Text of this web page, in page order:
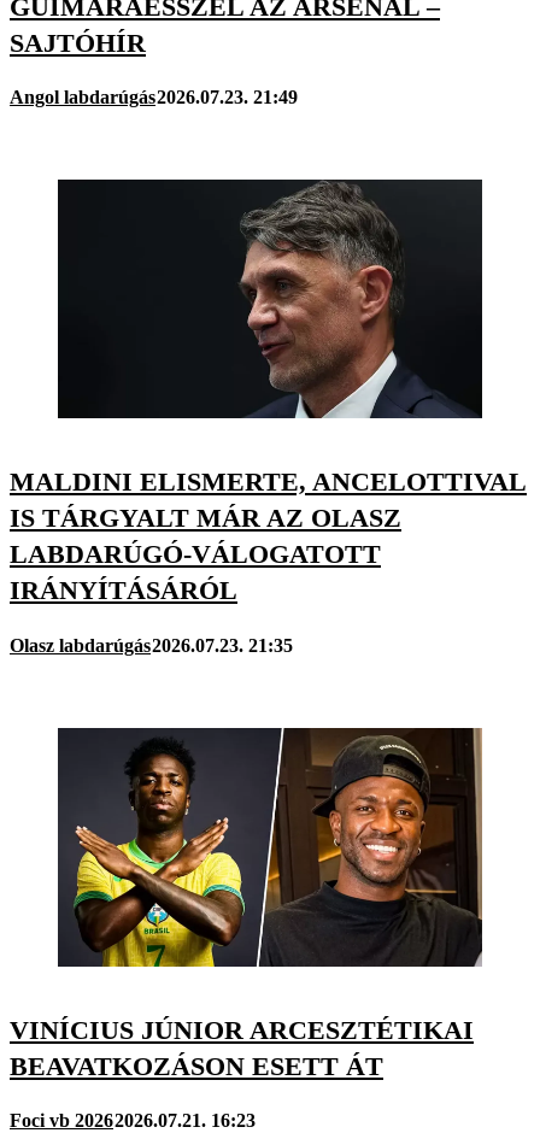
GUIMARAESSZEL AZ ARSENAL –
SAJTÓHÍR
Angol labdarúgás2026.07.23. 21:49
MALDINI ELISMERTE, ANCELOTTIVAL
IS TÁRGYALT MÁR AZ OLASZ
LABDARÚGÓ-VÁLOGATOTT
IRÁNYÍTÁSÁRÓL
Olasz labdarúgás2026.07.23. 21:35
VINÍCIUS JÚNIOR ARCESZTÉTIKAI
BEAVATKOZÁSON ESETT ÁT
Foci vb 20262026.07.21. 16:23